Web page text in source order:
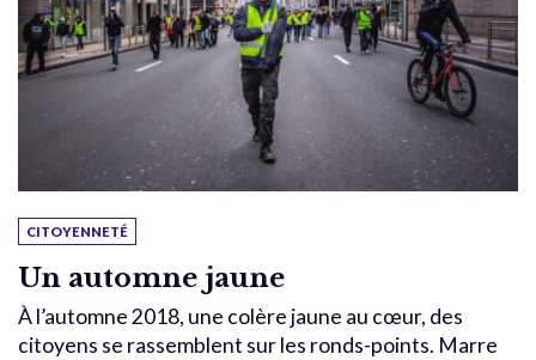
CITOYENNETÉ
Un automne jaune
À l’automne 2018, une colère jaune au cœur, des
citoyens se rassemblent sur les ronds-points. Marre